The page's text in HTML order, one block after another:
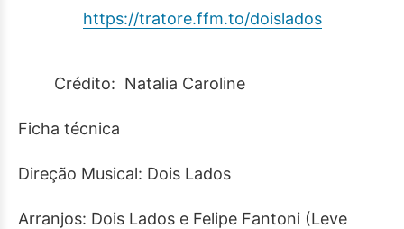
https://tratore.ffm.to/doislados
Crédito: Natalia Caroline
Ficha técnica
Direção Musical: Dois Lados
Arranjos: Dois Lados e Felipe Fantoni (Leve